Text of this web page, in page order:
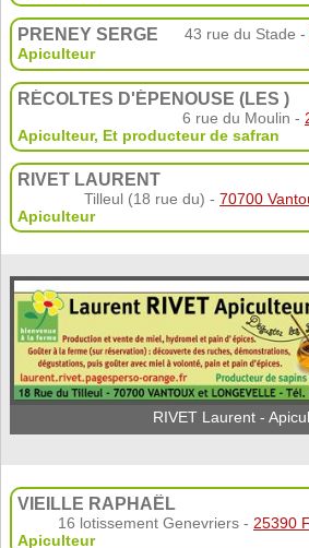
PRENEY SERGE 43 rue du Stade -
Apiculteur
RÉCOLTES D'ÉPENOUSE (LES )
6 rue du Moulin -
Apiculteur, Et producteur de safran
RIVET LAURENT
Tilleul (18 rue du) -70700
Apiculteur
RIVET Laurent -
VIEILLE RAPHAËL
16 lotissement Genevriers -25390
Apiculteur